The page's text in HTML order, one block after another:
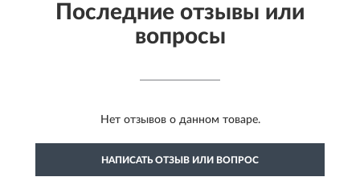
Последние отзывы или
вопросы
Нет отзывов о данном товаре.
НАПИСАТЬ ОТЗЫВ ИЛИ ВОПРОС